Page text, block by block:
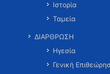
Ιστορία
Ταμεία
ΔΙΑΡΘΡΩΣΗ
Ηγεσία
Γενική